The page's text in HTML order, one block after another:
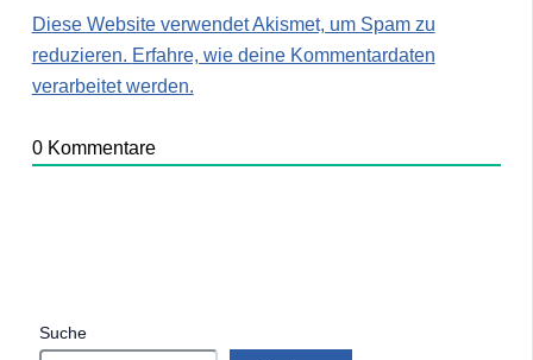
Diese Website verwendet Akismet, um Spam zu
reduzieren. Erfahre, wie deine Kommentardaten
verarbeitet werden.
0Kommentare
Suche